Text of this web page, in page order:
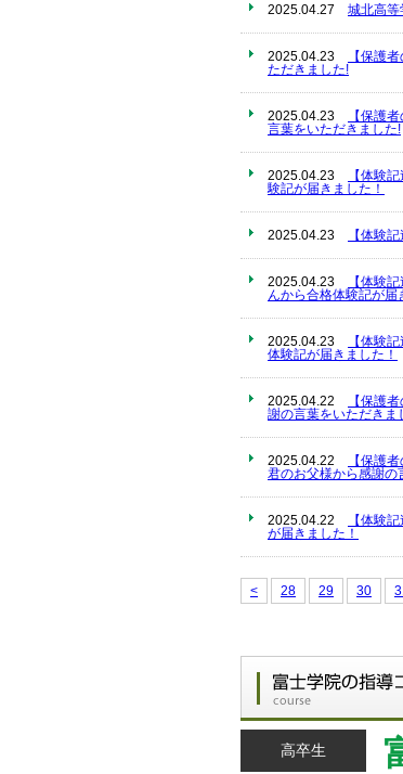
2025.04.27 城北高等
2025.04.23
【保護
ただきました!
2025.04.23
【保護
言葉をいただきました!
2025.04.23
【体験
験記が届きました！
2025.04.23 【体験
2025.04.23
【体験
んから合格体験記が届
2025.04.23
【体験
体験記が届きました！
2025.04.22
【保護
謝の言葉をいただきま
2025.04.22
【保護
君のお父様から感謝の
2025.04.22
【体験
が届きました！
< 28 29 30
高卒生